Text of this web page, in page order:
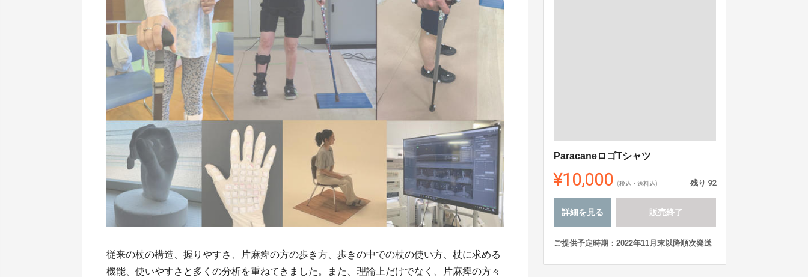
従来の杖の構造、握りやすさ、片麻痺の方の歩き方、歩きの中での杖の使い方、杖に求める
機能、使いやすさと多くの分析を重ねてきました。また、理論上だけでなく、片麻痺の方々
ParacaneロゴTシャツ
¥10,000 (税込・送料込) 残り 92
詳細を見る 販売終了
ご提供予定時期：2022年11月末以降順次発送